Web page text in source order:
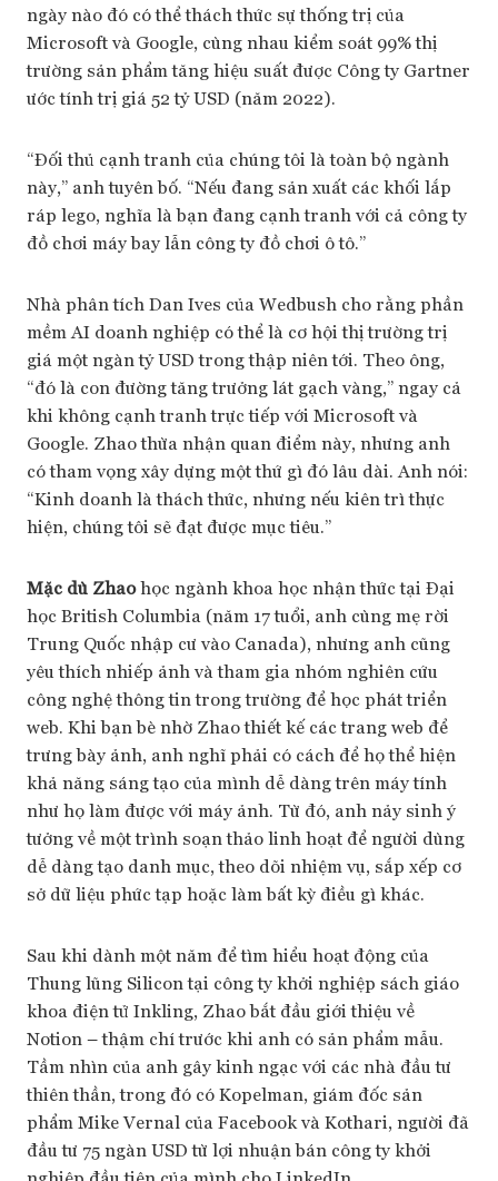
ngày nào đó có thể thách thức sự thống trị của
Microsoft và Google, cùng nhau kiểm soát 99% thị
trường sản phẩm tăng hiệu suất được Công ty Gartner
ước tính trị giá 52 tỷ USD (năm 2022).
“Đối thủ cạnh tranh của chúng tôi là toàn bộ ngành
này,” anh tuyên bố. “Nếu đang sản xuất các khối lắp
ráp lego, nghĩa là bạn đang cạnh tranh với cả công ty
đồ chơi máy bay lẫn công ty đồ chơi ô tô.”
Nhà phân tích Dan Ives của Wedbush cho rằng phần
mềm AI doanh nghiệp có thể là cơ hội thị trường trị
giá một ngàn tỷ USD trong thập niên tới. Theo ông,
“đó là con đường tăng trưởng lát gạch vàng,” ngay cả
khi không cạnh tranh trực tiếp với Microsoft và
Google. Zhao thừa nhận quan điểm này, nhưng anh
có tham vọng xây dựng một thứ gì đó lâu dài. Anh nói:
“Kinh doanh là thách thức, nhưng nếu kiên trì thực
hiện, chúng tôi sẽ đạt được mục tiêu.”
Mặc dù Zhaohọc ngành khoa học nhận thức tại Đại
học British Columbia (năm 17 tuổi, anh cùng mẹ rời
Trung Quốc nhập cư vào Canada), nhưng anh cũng
yêu thích nhiếp ảnh và tham gia nhóm nghiên cứu
công nghệ thông tin trong trường để học phát triển
web. Khi bạn bè nhờ Zhao thiết kế các trang web để
trưng bày ảnh, anh nghĩ phải có cách để họ thể hiện
khả năng sáng tạo của mình dễ dàng trên máy tính
như họ làm được với máy ảnh. Từ đó, anh nảy sinh ý
tưởng về một trình soạn thảo linh hoạt để người dùng
dễ dàng tạo danh mục, theo dõi nhiệm vụ, sắp xếp cơ
sở dữ liệu phức tạp hoặc làm bất kỳ điều gì khác.
Sau khi dành một năm để tìm hiểu hoạt động của
Thung lũng Silicon tại công ty khởi nghiệp sách giáo
khoa điện tử Inkling, Zhao bắt đầu giới thiệu về
Notion – thậm chí trước khi anh có sản phẩm mẫu.
Tầm nhìn của anh gây kinh ngạc với các nhà đầu tư
thiên thần, trong đó có Kopelman, giám đốc sản
phẩm Mike Vernal của Facebook và Kothari, người đã
đầu tư 75 ngàn USD từ lợi nhuận bán công ty khởi